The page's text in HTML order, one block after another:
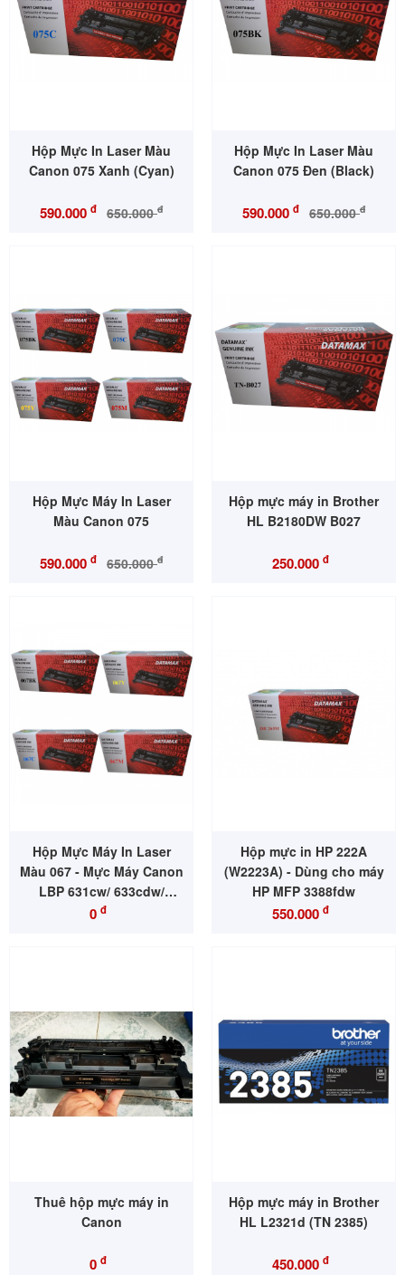
Hộp Mực In Laser Màu
Canon 075 Xanh (Cyan)
590.000 đ 650.000đ
Hộp Mực In Laser Màu
Canon 075 Đen (Black)
590.000 đ 650.000đ
Hộp Mực Máy In Laser
Màu Canon 075
590.000 đ 650.000đ
Hộp mực máy in Brother
HL B2180DW B027
250.000 đ
Hộp Mực Máy In Laser
Màu 067 - Mực Máy Canon
LBP 631cw/ 633cdw/
MF651
0 đ
Hộp mực in HP 222A
(W2223A) - Dùng cho máy
HP MFP 3388fdw
550.000 đ
Thuê hộp mực máy in
Canon
0 đ
Hộp mực máy in Brother
HL L2321d (TN 2385)
450.000 đ